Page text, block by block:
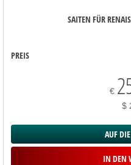
SAITEN FÜR
PREIS
€
$
AUF
IN DEN